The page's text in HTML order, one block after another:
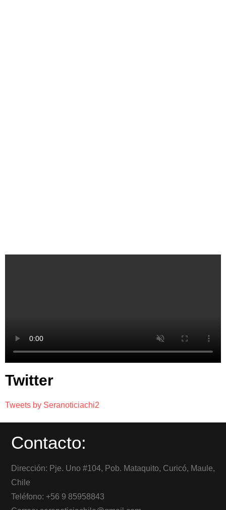
Twitter
Tweets by Seranoticiachi2
Contacto:
Dirección: Pje. Uno #104, Pob. Mataquito, Curicó, Maule,
Chile
Teléfono: +56 9 85958843